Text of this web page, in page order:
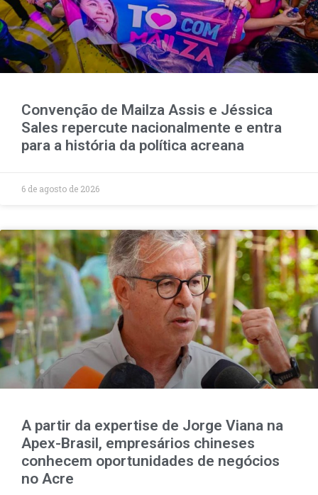
Convenção de Mailza Assis e Jéssica
Sales repercute nacionalmente e entra
para a história da política acreana
6 de agosto de 2026
A partir da expertise de Jorge Viana na
Apex-Brasil, empresários chineses
conhecem oportunidades de negócios
no Acre